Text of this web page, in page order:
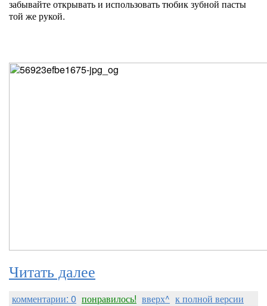
забывайте открывать и использовать тюбик зубной пасты
той же рукой.
Читать далее
комментарии: 0 понравилось! вверх^ к полной версии